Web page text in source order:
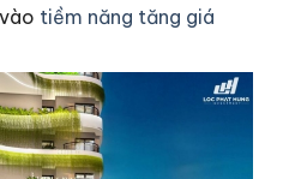
tiềm năng tăng giá